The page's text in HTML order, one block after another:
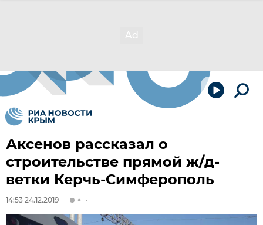
Аксенов рассказал о
строительстве прямой ж/д-
ветки Керчь-Симферополь
14:53 24.12.2019